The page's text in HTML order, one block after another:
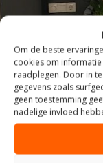
Om de beste
cookies om
raadplegen. Door in
gegevens zoals
geen toestemming
nadelige invloed